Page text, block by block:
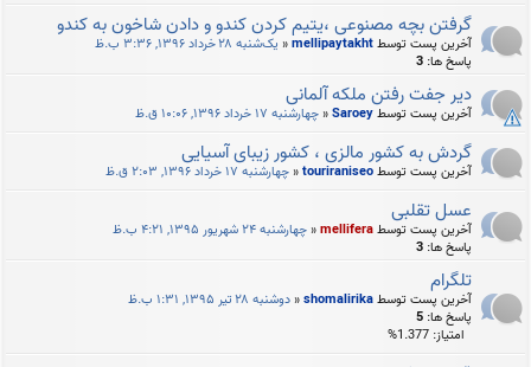
گرفتن بچه مصنوعی ،یتیم کردن کندو و دادن شاخون به کندو
آخرین پست توسطmellipaytakht
« یک‌شنبه ۲۸ خرداد ۱۳۹۶, ۳:۳۶ ب.ظ
پاسخ ها: 3
دیر جفت رفتن ملکه آلمانی
آخرین پست توسطSaroey
«چهارشنبه ۱۷ خرداد ۱۳۹۶, ۱۰:۰۶ ق.ظ
گردش به کشور مالزی ، کشور زیبای آسیایی
آخرین پست توسطtouriraniseo
«چهارشنبه ۱۷ خرداد ۱۳۹۶, ۲:۰۳ ق.ظ
عسل تقلبی
آخرین پست توسطmellifera
«چهارشنبه ۲۴ شهریور ۱۳۹۵, ۴:۲۱ ب.ظ
پاسخ ها: 3
تلگرام
آخرین پست توسطshomalirika
«دوشنبه ۲۸ تیر ۱۳۹۵, ۱:۳۱ ب.ظ
پاسخ ها: 5
امتیاز: 1.377%